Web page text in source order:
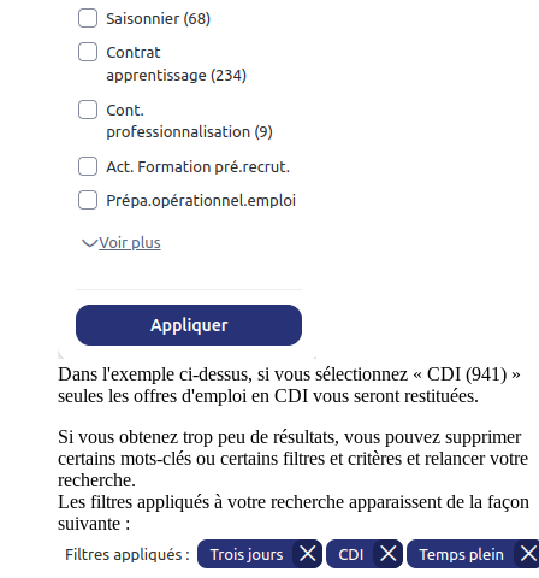
Dans l'exemple ci-dessus, si vous sélectionnez « CDI (941) »
seules les offres d'emploi en CDI vous seront restituées.
Si vous obtenez trop peu de résultats, vous pouvez supprimer
certains mots-clés ou certains filtres et critères et relancer votre
recherche.
Les filtres appliqués à votre recherche apparaissent de la façon
suivante :